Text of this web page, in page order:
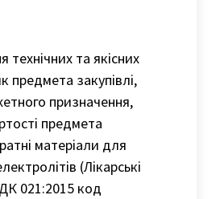
технічних та якісних
предмета закупівлі,
призначення,
предмета
матеріали для
(Лікарські
021:2015 код